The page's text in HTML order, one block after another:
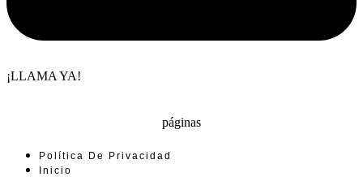
¡LLAMA YA!
páginas
Política De Privacidad
Inicio